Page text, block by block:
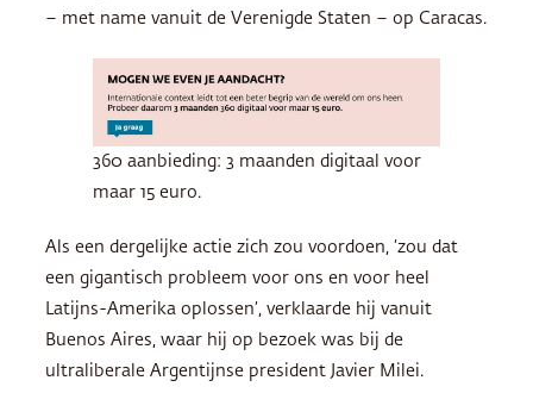
– met name vanuit de Verenigde Staten – op Caracas.
360 aanbieding: 3 maanden digitaal voor
maar 15 euro.
Als een dergelijke actie zich zou voordoen, ‘zou dat
een gigantisch probleem voor ons en voor heel
Latijns-Amerika oplossen’, verklaarde hij vanuit
Buenos Aires, waar hij op bezoek was bij de
ultraliberale Argentijnse president Javier Milei.